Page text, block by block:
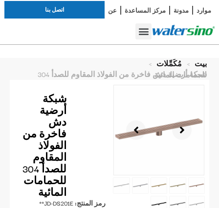
موارد مدونة مركز المساعدة عن اتصل بنا
بيت > مُكَمِّلات >
شبكة أرضية دش فاخرة من الفولاذ المقاوم للصدأ 304 للحمامات المائية
شبكة
أرضية
دش
فاخرة من
الفولاذ
المقاوم
للصدأ 304
للحمامات
المائية
رمز المنتج:JD-DS201E**